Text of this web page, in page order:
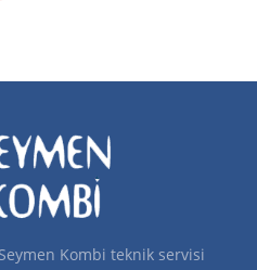
Kombi teknik servisi